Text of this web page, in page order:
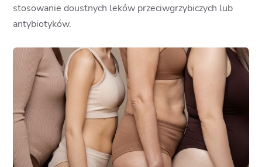
stosowanie doustnych leków przeciwgrzybiczych lub
antybiotyków.